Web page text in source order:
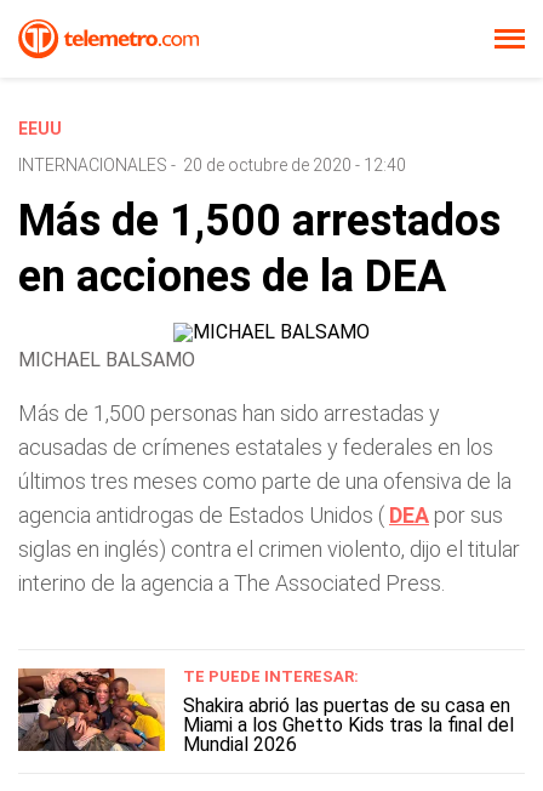
EEUU
INTERNACIONALES - 20 de octubre de 2020 - 12:40
Más de 1,500 arrestados
en acciones de la DEA
MICHAEL BALSAMO
Más de 1,500 personas han sido arrestadas y
acusadas de crímenes estatales y federales en los
últimos tres meses como parte de una ofensiva de la
agencia antidrogas de Estados Unidos ( DEA por sus
siglas en inglés) contra el crimen violento, dijo el titular
interino de la agencia a The Associated Press.
TE PUEDE INTERESAR:
Shakira abrió las puertas de su casa en
Miami a los Ghetto Kids tras la final del
Mundial 2026